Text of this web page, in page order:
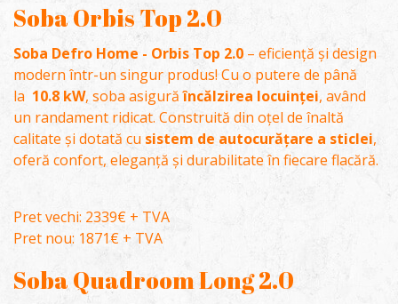
Soba Orbis Top 2.0
Soba Defro Home - Orbis Top 2.0 – eficiență și design
modern într-un singur produs! Cu o putere de până
la 10.8 kW, soba asigurăîncălzirea locuinței, având
un randament ridicat. Construită din oțel de înaltă
calitate și dotată cu sistem de autocurățare a sticlei,
oferă confort, eleganță și durabilitate în fiecare flacără.
Pret vechi: 2339€ + TVA
Pret nou: 1871€ + TVA
Soba Quadroom Long 2.0